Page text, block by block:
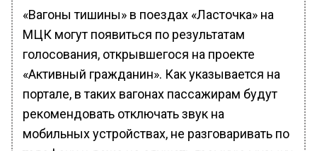
«Вагоны тишины» в поездах «Ласточка» на
МЦК могут появиться по результатам
голосования, открывшегося на проекте
«Активный гражданин». Как указывается на
портале, в таких вагонах пассажирам будут
рекомендовать отключать звук на
мобильных устройствах, не разговаривать по